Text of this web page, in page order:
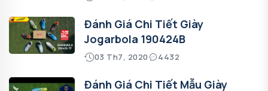
Đánh Giá Chi Tiết Giày
Jogarbola 190424B
03 Th7, 2020 4432
Đánh Giá Chi Tiết Mẫu Giày